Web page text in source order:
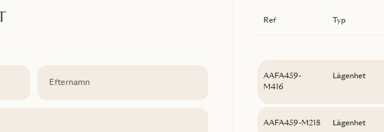
Ref Typ
AAFA459-
M416
Lägenhet
AAFA459-M218 Lägenhet